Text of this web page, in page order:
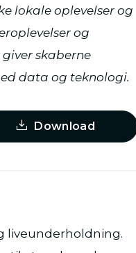
lokale oplevelser og
og
skaberne
data og teknologi.
Download
liveunderholdning.